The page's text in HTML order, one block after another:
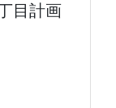
目計画